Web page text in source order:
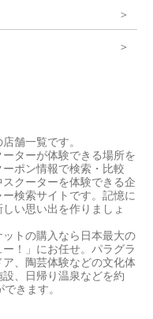
舗一覧です。
ターが体験できる場所を
ポン情報で検索・比較
クーターを体験できる企
検索サイトです。記憶に
い思い出を作りましょ
トの購入なら日本最大の
！」にお任せ。パラグラ
、陶芸体験などの文化体
、日帰り温泉などを約
きます。